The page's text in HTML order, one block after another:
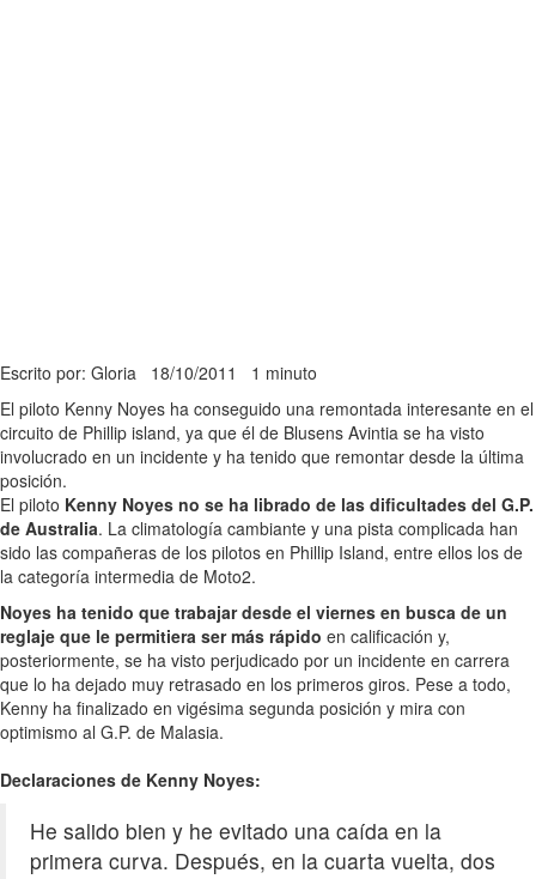
Escrito por: Gloria 18/10/2011 1 minuto
El piloto Kenny Noyes ha conseguido una remontada interesante en el
circuito de Phillip island, ya que él de Blusens Avintia se ha visto
involucrado en un incidente y ha tenido que remontar desde la última
posición.
El piloto Kenny Noyes no se ha librado de las dificultades del G.P.
de Australia. La climatología cambiante y una pista complicada han
sido las compañeras de los pilotos en Phillip Island, entre ellos los de
la categoría intermedia de Moto2.
Noyes ha tenido que trabajar desde el viernes en busca de un
reglaje que le permitiera ser más rápido en calificación y,
posteriormente, se ha visto perjudicado por un incidente en carrera
que lo ha dejado muy retrasado en los primeros giros. Pese a todo,
Kenny ha finalizado en vigésima segunda posición y mira con
optimismo al G.P. de Malasia.
Declaraciones de Kenny Noyes:
He salido bien y he evitado una caída en la
primera curva. Después, en la cuarta vuelta, dos